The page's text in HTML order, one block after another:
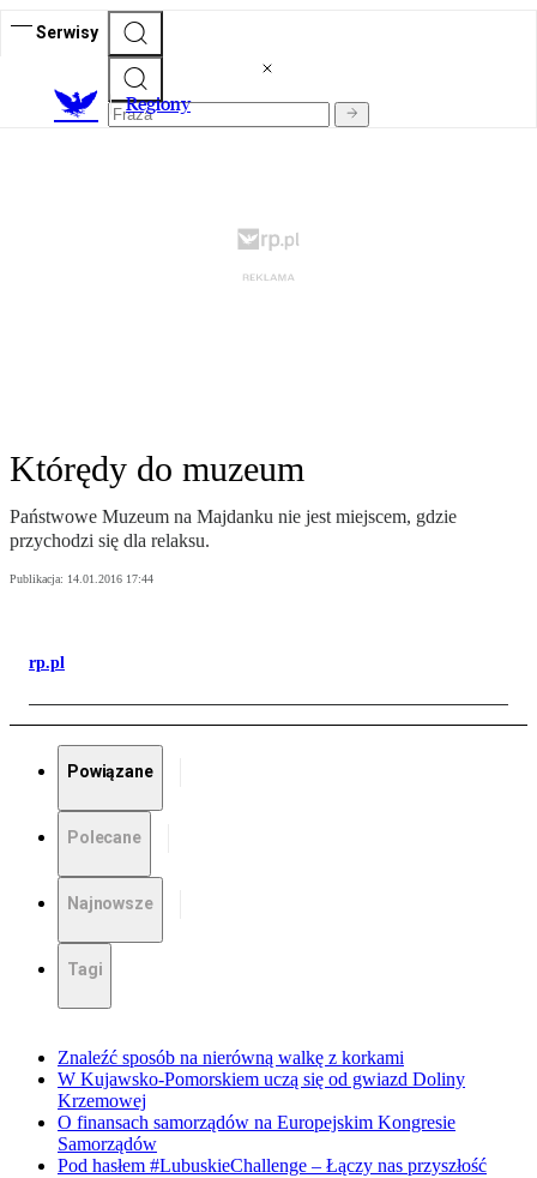
Serwisy
Regiony
Którędy do muzeum
Państwowe Muzeum na Majdanku nie jest miejscem, gdzie
przychodzi się dla relaksu.
Publikacja: 14.01.2016 17:44
rp.pl
Powiązane
Polecane
Najnowsze
Tagi
Znaleźć sposób na nierówną walkę z korkami
W Kujawsko-Pomorskiem uczą się od gwiazd Doliny
Krzemowej
O finansach samorządów na Europejskim Kongresie
Samorządów
Pod hasłem #LubuskieChallenge – Łączy nas przyszłość